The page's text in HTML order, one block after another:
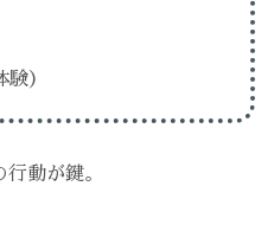
）
動が鍵。